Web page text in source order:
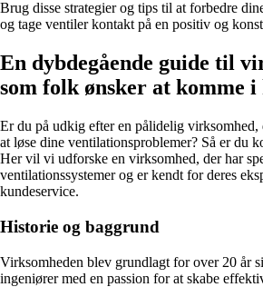
Brug disse strategier og tips til at forbedre
og tage ventiler kontakt på en positiv og
En dybdegående guide til
som folk ønsker at komme
Er du på udkig efter en pålidelig
at løse dine ventilationsproblemer? Så er du
Her vil vi udforske en virksomhed, der har
ventilationssystemer og er kendt for deres
kundeservice.
Historie og baggrund
Virksomheden blev grundlagt for over 20 år
ingeniører med en passion for at skabe